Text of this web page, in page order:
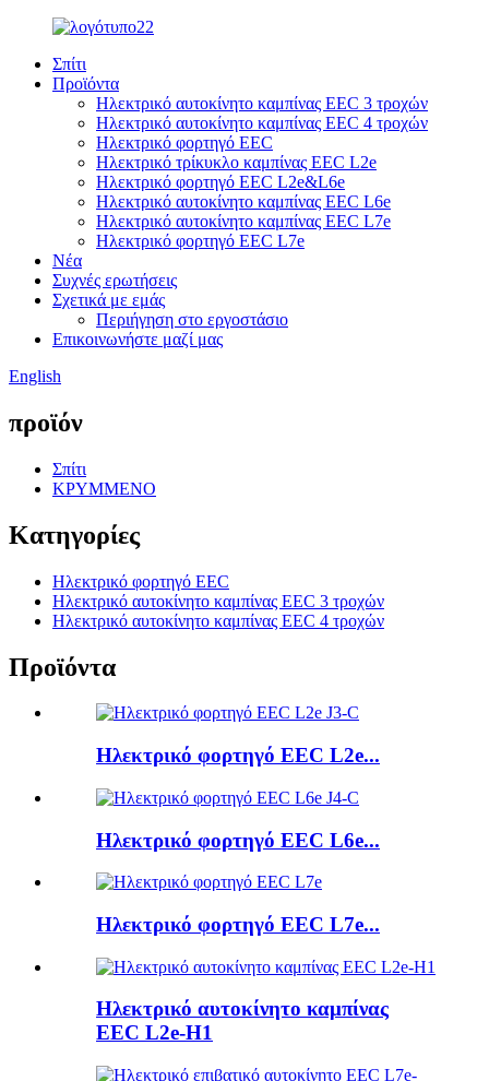
Σπίτι
Προϊόντα
Ηλεκτρικό αυτοκίνητο καμπίνας EEC 3 τροχών
Ηλεκτρικό αυτοκίνητο καμπίνας EEC 4 τροχών
Ηλεκτρικό φορτηγό EEC
Ηλεκτρικό τρίκυκλο καμπίνας EEC L2e
Ηλεκτρικό φορτηγό EEC L2e&L6e
Ηλεκτρικό αυτοκίνητο καμπίνας EEC L6e
Ηλεκτρικό αυτοκίνητο καμπίνας EEC L7e
Ηλεκτρικό φορτηγό EEC L7e
Νέα
Συχνές ερωτήσεις
Σχετικά με εμάς
Περιήγηση στο εργοστάσιο
Επικοινωνήστε μαζί μας
English
προϊόν
Σπίτι
ΚΡΥΜΜΕΝΟ
Κατηγορίες
Ηλεκτρικό φορτηγό EEC
Ηλεκτρικό αυτοκίνητο καμπίνας EEC 3 τροχών
Ηλεκτρικό αυτοκίνητο καμπίνας EEC 4 τροχών
Προϊόντα
Ηλεκτρικό φορτηγό EEC L2e...
Ηλεκτρικό φορτηγό EEC L6e...
Ηλεκτρικό φορτηγό EEC L7e...
Ηλεκτρικό αυτοκίνητο καμπίνας
EEC L2e-H1